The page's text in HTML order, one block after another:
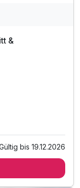
&
bis 19.12.2026